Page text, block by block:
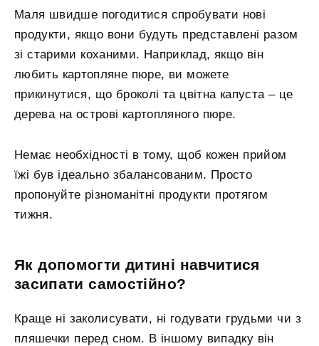
Маля швидше погодитися спробувати нові
продукти, якщо вони будуть представлені разом
зі старими коханими. Наприклад, якщо він
любить картопляне пюре, ви можете
прикинутися, що броколі та цвітна капуста – це
дерева на острові картопляного пюре.
Немає необхідності в тому, щоб кожен прийом
їжі був ідеально збалансованим. Просто
пропонуйте різноманітні продукти протягом
тижня.
Як допомогти дитині навчитися
засипати самостійно?
Краще ні заколисувати, ні годувати грудьми чи з
пляшечки перед сном. В іншому випадку він